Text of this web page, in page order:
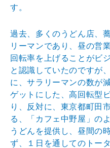
す。
過去、多くのうどん店、
リーマンであり、昼の営
回転率を上げることがビ
と認識していたのですが
に、サラリーマンの数が
ゲットにした、高回転型
り、反対に、東京都町田
る、「カフェ中野屋」の
うどんを提供し、昼間の
ず、１日を通してのトー